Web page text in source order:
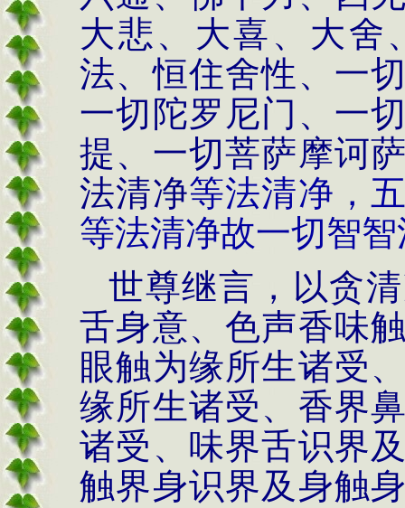
大悲、大喜、大舍
法、恒住舍性、一
一切陀罗尼门、一
提、一切菩萨摩诃
法清净等法清净，
等法清净故一切智
世尊继言， 以贪
舌身意、色声香味
眼触为缘所生诸受
缘所生诸受、香界
诸受、味界舌识界
触界身识界及身触